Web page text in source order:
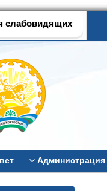
слабовидящих
Администрация